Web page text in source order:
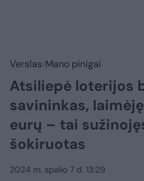
Verslas Mano pinigai
Atsiliepė loterijos
savininkas,
eurų – tai
šokiruotas
2024 m. spalio 7 d. 13:29